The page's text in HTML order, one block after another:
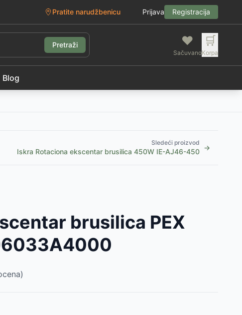
Pratite narudžbenicu Prijava Registracija
Pretraži ❤️
Sačuvano
🛒
Korpa
Blog
Sledeći proizvod
Iskra Rotaciona ekscentar brusilica 450W IE-AJ46-450 →
brusilica PEX